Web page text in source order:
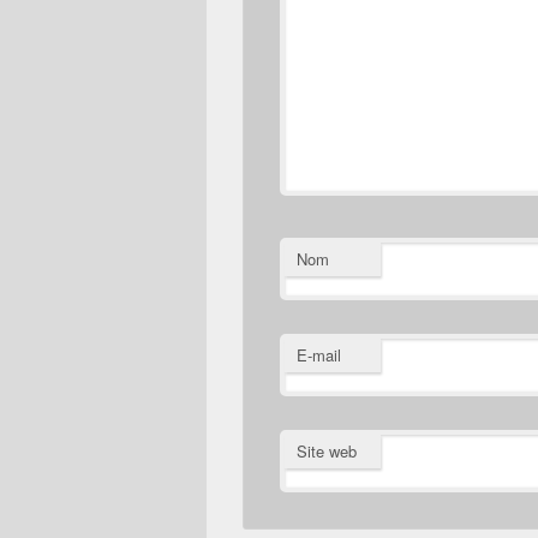
Nom
E-mail
Site web